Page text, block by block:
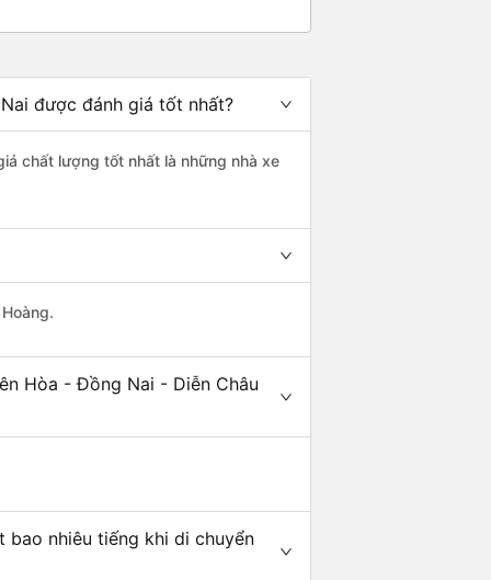
được đánh giá tốt nhất?
chất lượng tốt nhất là những nhà xe
Hòa - Đồng Nai - Diễn Châu
bao nhiêu tiếng khi di chuyển